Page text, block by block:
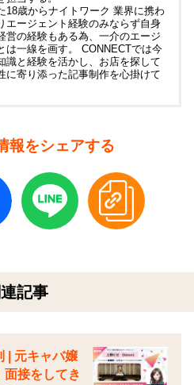
18歳からナイトワーク 業界に携わ
エージェント経験のみならず自身
営の経験もある為、一介のエージ
は一線を画す。 CONNECTでは今
識と経験を活かし、お店を探して
に寄り添った記事制作を心掛けて
報をシェアする
記事
| 元キャバ嬢
接をしてき